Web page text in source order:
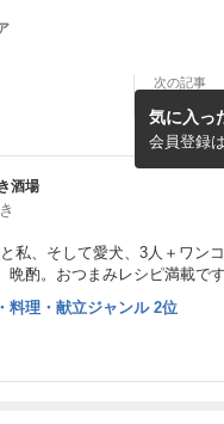
次の記事
明日の朝
パンで手
スト！
酒場
私、そして愛犬、3人＋ワン
晩酌。おつまみレシピ満載で
シピも充実しています。
気に入っ
会員登録
料理・献立ジャンル 2位